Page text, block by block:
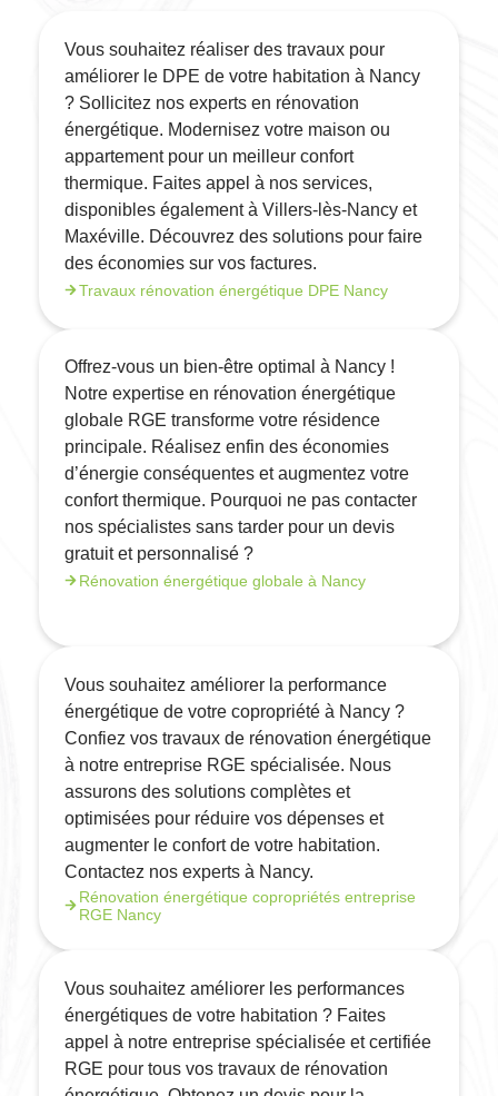
Vous souhaitez réaliser des travaux pour
améliorer le DPE de votre habitation à Nancy
? Sollicitez nos experts en rénovation
énergétique. Modernisez votre maison ou
appartement pour un meilleur confort
thermique. Faites appel à nos services,
disponibles également à Villers-lès-Nancy et
Maxéville. Découvrez des solutions pour faire
des économies sur vos factures.
Travaux rénovation énergétique DPE Nancy
Offrez-vous un bien-être optimal à Nancy !
Notre expertise en rénovation énergétique
globale RGE transforme votre résidence
principale. Réalisez enfin des économies
d’énergie conséquentes et augmentez votre
confort thermique. Pourquoi ne pas contacter
nos spécialistes sans tarder pour un devis
gratuit et personnalisé ?
Rénovation énergétique globale à Nancy
Vous souhaitez améliorer la performance
énergétique de votre copropriété à Nancy ?
Confiez vos travaux de rénovation énergétique
à notre entreprise RGE spécialisée. Nous
assurons des solutions complètes et
optimisées pour réduire vos dépenses et
augmenter le confort de votre habitation.
Contactez nos experts à Nancy.
Rénovation énergétique copropriétés entreprise
RGE Nancy
Vous souhaitez améliorer les performances
énergétiques de votre habitation ? Faites
appel à notre entreprise spécialisée et certifiée
RGE pour tous vos travaux de rénovation